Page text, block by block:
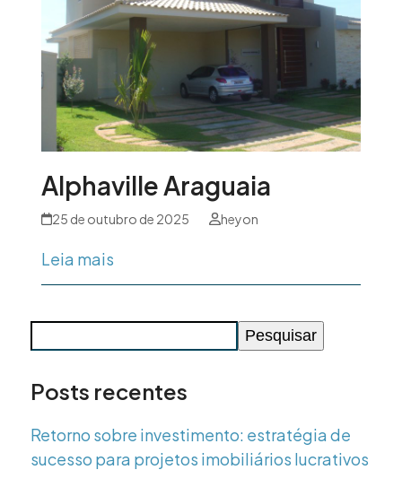
Alphaville Araguaia
25 de outubro de 2025 heyon
Leia mais
Pesquisar
Posts recentes
Retorno sobre investimento: estratégia de
sucesso para projetos imobiliários lucrativos